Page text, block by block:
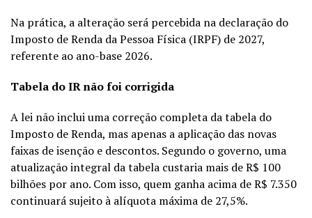
Na prática, a alteração será percebida na declaração do
Imposto de Renda da Pessoa Física (IRPF) de 2027,
referente ao ano-base 2026.
Tabela do IR não foi corrigida
A lei não inclui uma correção completa da tabela do
Imposto de Renda, mas apenas a aplicação das novas
faixas de isenção e descontos. Segundo o governo, uma
atualização integral da tabela custaria mais de R$ 100
bilhões por ano. Com isso, quem ganha acima de R$ 7.350
continuará sujeito à alíquota máxima de 27,5%.